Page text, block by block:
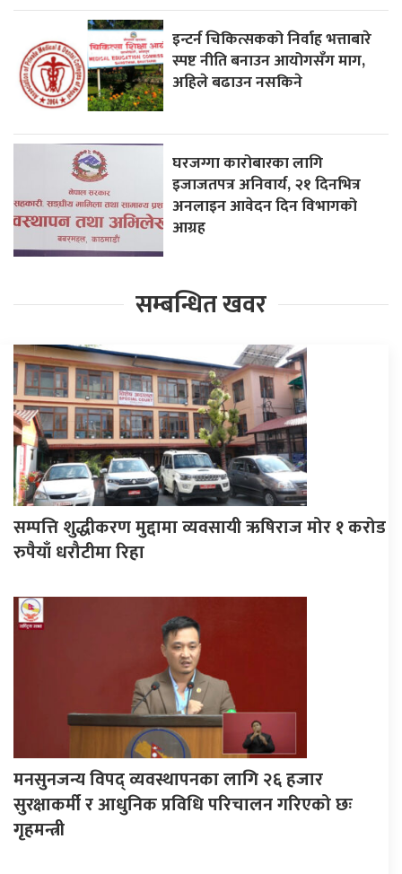
इन्टर्न चिकित्सकको निर्वाह भत्ताबारे
स्पष्ट नीति बनाउन आयोगसँग माग,
अहिले बढाउन नसकिने
घरजग्गा कारोबारका लागि
इजाजतपत्र अनिवार्य, २१ दिनभित्र
अनलाइन आवेदन दिन विभागको
आग्रह
सम्बन्धित खवर
सम्पत्ति शुद्धीकरण मुद्दामा व्यवसायी ऋषिराज मोर १ करोड
रुपैयाँ धरौटीमा रिहा
मनसुनजन्य विपद् व्यवस्थापनका लागि २६ हजार
सुरक्षाकर्मी र आधुनिक प्रविधि परिचालन गरिएको छः
गृहमन्त्री